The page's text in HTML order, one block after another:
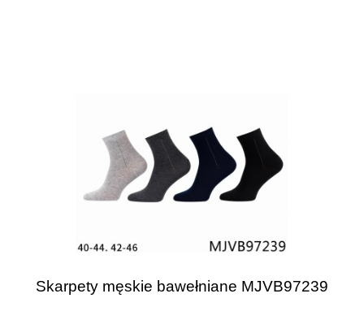
Skarpety męskie bawełniane MJVB97239